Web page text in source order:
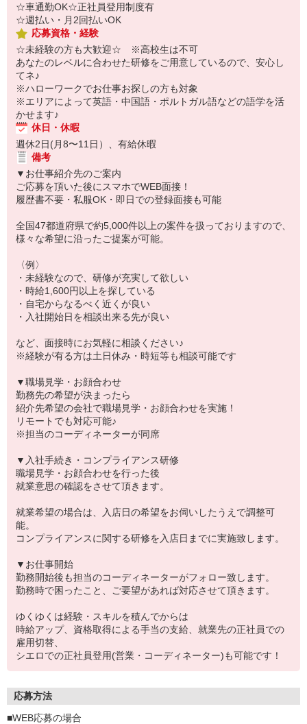
☆車通勤OK☆正社員登用制度有
☆週払い・月2回払いOK
応募資格・経験
☆未経験の方も大歓迎☆ ※高校生は不可
あなたのレベルに合わせた研修をご用意しているので、安心し
てネ♪
※ハローワークでお仕事お探しの方も対象
※エリアによって英語・中国語・ポルトガル語などの語学を活
かせます♪
休日・休暇
週休2日(月8〜11日）、有給休暇
備考
▼お仕事紹介先のご案内
ご応募を頂いた後にスマホでWEB面接！
履歴書不要・私服OK・即日での登録面接も可能
全国47都道府県で約5,000件以上の案件を扱っておりますので、
様々な希望に沿ったご提案が可能。
〈例〉
・未経験なので、研修が充実して欲しい
・時給1,600円以上を探している
・自宅からなるべく近くが良い
・入社開始日を相談出来る先が良い
など、面接時にお気軽に相談ください♪
※経験が有る方は土日休み・時短等も相談可能です
▼職場見学・お顔合わせ
勤務先の希望が決まったら
紹介先希望の会社で職場見学・お顔合わせを実施！
リモートでも対応可能♪
※担当のコーディネーターが同席
▼入社手続き・コンプライアンス研修
職場見学・お顔合わせを行った後
就業意思の確認をさせて頂きます。
就業希望の場合は、入店日の希望をお伺いしたうえで調整可
能。
コンプライアンスに関する研修を入店日までに実施致します。
▼お仕事開始
勤務開始後も担当のコーディネーターがフォロー致します。
勤務時で困ったこと、ご要望があれば対応させて頂きます。
ゆくゆくは経験・スキルを積んでからは
時給アップ、資格取得による手当の支給、就業先の正社員での
雇用切替、
シエロでの正社員登用(営業・コーディネーター)も可能です！
応募方法
■WEB応募の場合